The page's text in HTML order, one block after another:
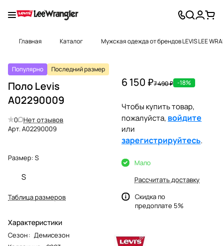
Главная Каталог Мужская одежда от брендов LEVIS LEE
Популярно Последний размер
Поло Levis
A02290009
0
Нет отзывов
Арт.A02290009
Размер: S
S
Таблица размеров
Характеристики
Сезон: Демисезон
6 150 ₽7 490 ₽ -18%
Чтобы купить товар,
пожалуйста, войдите
или
зарегистрируйтесь.
Мало
Рассчитать доставку
Скидка по
предоплате 5%